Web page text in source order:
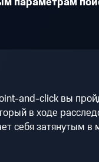
and-click вы
в ходе
себя затянутым в